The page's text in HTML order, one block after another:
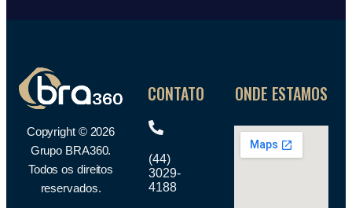
Copyright © 2026
Grupo BRA360.
Todos os direitos
reservados.
CONTATO
(44)
3029-
4188
ONDE ESTAMOS